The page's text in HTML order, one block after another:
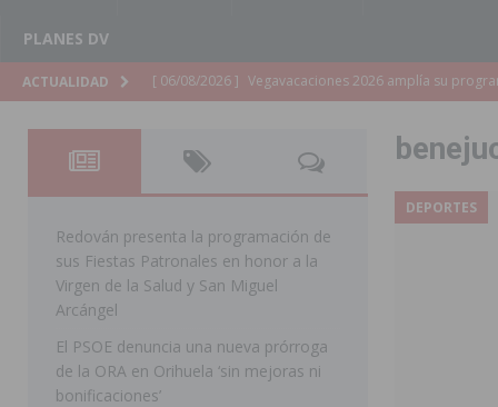
PLANES DV
ACTUALIDAD [ 06/08/2026 ] La Diputación de Alicante inyectará
Patronales 2026
SAN MIGUEL DE SALINAS
[ 06/08/2026 ] La Escuela Municipal de Música de
curso 2026-2027
MONTESINOS
[ 06/08/2026 ]
Convocado el XXVII Concurso de
[ 06/08/2026 ] Benejúzar vive el verano con una
BENEJUZAR
DEPORTES
Redován presenta la programación de
sus Fiestas Patronales en honor a la
Virgen de la Salud y San Miguel
Arcángel
El PSOE denuncia una nueva prórroga
de la ORA en Orihuela ‘sin mejoras ni
bonificaciones’